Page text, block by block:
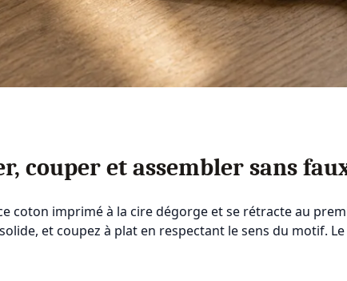
couper et assembler sans
coton imprimé à la cire dégorge et se rétracte au
et coupez à plat en respectant le sens du motif. Le